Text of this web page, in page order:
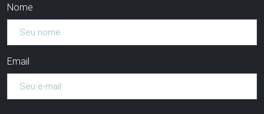
Nome
Email